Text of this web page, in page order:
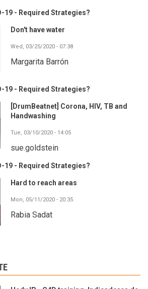
19 - Required Strategies?
Don't have water
Wed, 03/25/2020 - 07:38
Margarita Barrón
19 - Required Strategies?
[DrumBeatnet] Corona, HIV, TB and
Handwashing
Tue, 03/10/2020 - 14:05
sue.goldstein
19 - Required Strategies?
Hard to reach areas
Mon, 05/11/2020 - 20:35
Rabia Sadat